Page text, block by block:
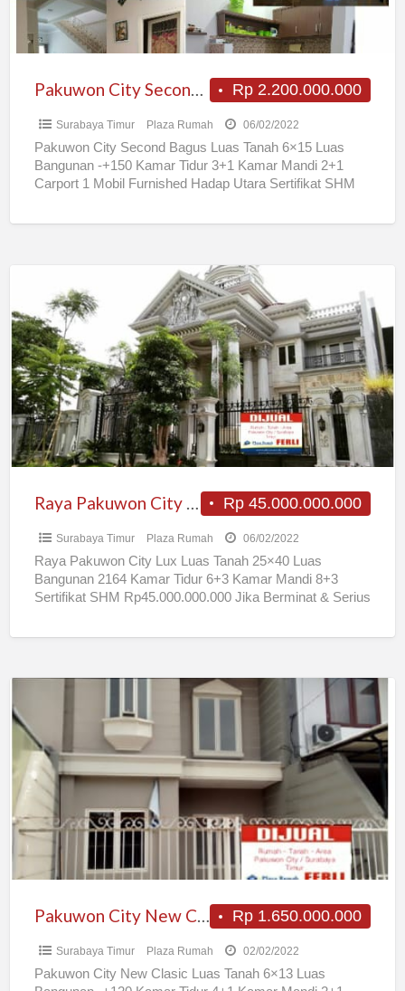
Rp 2.200.000.000
Pakuwon City Second Bagus
Surabaya Timur Plaza Rumah 06/02/2022
Pakuwon City Second Bagus Luas Tanah 6×15 Luas
Bangunan -+150 Kamar Tidur 3+1 Kamar Mandi 2+1
Carport 1 Mobil Furnished Hadap Utara Sertifikat SHM
Pakuwon
City
Lux
Rp 45.000.000.000
Raya Pakuwon City Lux
Surabaya Timur Plaza Rumah 06/02/2022
Raya Pakuwon City Lux Luas Tanah 25×40 Luas
Bangunan 2164 Kamar Tidur 6+3 Kamar Mandi 8+3
Sertifikat SHM Rp45.000.000.000 Jika Berminat & Serius
City
New
Clasic
Rp 1.650.000.000
Pakuwon City New Clasic
Surabaya Timur Plaza Rumah 02/02/2022
Pakuwon City New Clasic Luas Tanah 6×13 Luas